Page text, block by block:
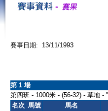
賽事日期: 13/11/1993
第 1 場
第四班 - 1000米 - (56-32) - 草地 -
名次 馬號 馬名